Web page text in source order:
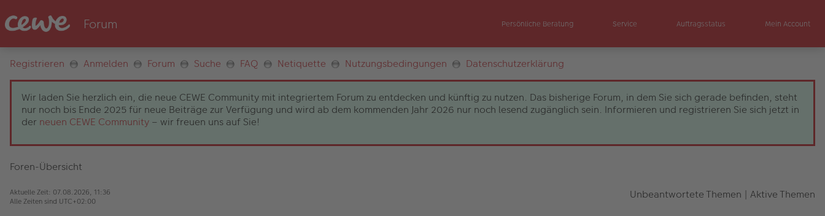
Persönliche Beratung Service Auftragsstatus Mein Account
Registrieren Anmelden Forum Suche FAQ Netiquette Nutzungsbedingungen Datenschutzerklärung
Wir laden Sie herzlich ein, die neue CEWE Community mit integriertem Forum zu entdecken und künftig zu nutzen. Das bisherige Forum, in dem Sie sich gerade befinden, steht
nur noch bis Ende 2025 für neue Beiträge zur Verfügung und wird ab dem kommenden Jahr 2026 nur noch lesend zugänglich sein. Informieren und registrieren Sie sich jetzt in
der neuen CEWE Community – wir freuen uns auf Sie!
Foren-Übersicht
Aktuelle Zeit: 07.08.2026, 11:36
Alle Zeiten sind UTC+02:00 Unbeantwortete Themen | Aktive Themen